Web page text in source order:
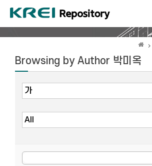
Browsing by Author 박미옥